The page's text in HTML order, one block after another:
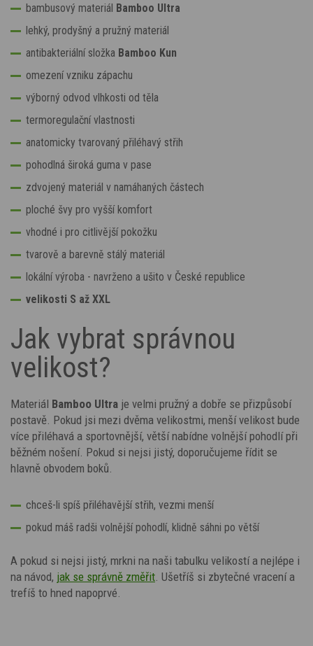
bambusový materiál Bamboo Ultra
lehký, prodyšný a pružný materiál
antibakteriální složka Bamboo Kun
omezení vzniku zápachu
výborný odvod vlhkosti od těla
termoregulační vlastnosti
anatomicky tvarovaný přiléhavý střih
pohodlná široká guma v pase
zdvojený materiál v namáhaných částech
ploché švy pro vyšší komfort
vhodné i pro citlivější pokožku
tvarově a barevně stálý materiál
lokální výroba - navrženo a ušito v České republice
velikosti S až XXL
Jak vybrat správnou
velikost?
Materiál Bamboo Ultra je velmi pružný a dobře se přizpůsobí
postavě. Pokud jsi mezi dvěma velikostmi, menší velikost bude
více přiléhavá a sportovnější, větší nabídne volnější pohodlí při
běžném nošení. Pokud si nejsi jistý, doporučujeme řídit se
hlavně obvodem boků.
chceš-li spíš přiléhavější střih, vezmi menší
pokud máš radši volnější pohodlí, klidně sáhni po větší
A pokud si nejsi jistý, mrkni na naši tabulku velikostí a nejlépe i
na návod, jak se správně změřit . Ušetříš si zbytečné vracení a
trefíš to hned napoprvé.